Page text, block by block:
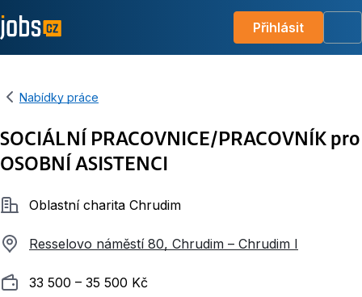
Přihlásit
Nabídky práce
SOCIÁLNÍ PRACOVNICE/PRACOVNÍK pro
OSOBNÍ ASISTENCI
SpolečnostOblastní charita Chrudim
Resselovo náměstí 80, Chrudim – Chrudim I
Plat 33 500 ‍–‍ 35 500 Kč